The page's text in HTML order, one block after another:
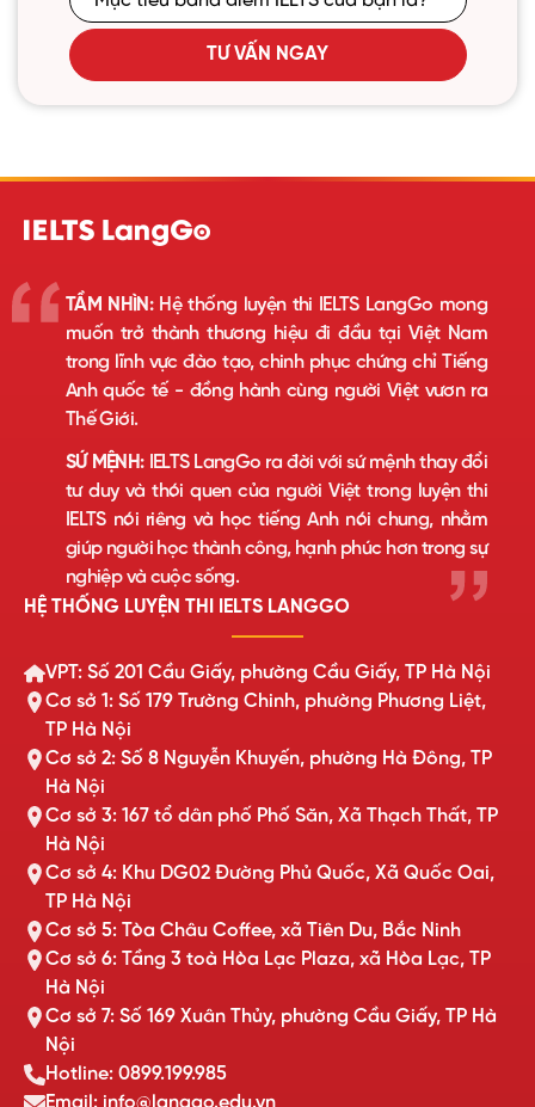
TƯ VẤN NGAY
TẦM NHÌN:Hệ thống luyện thi IELTS LangGo mong
muốn trở thành thương hiệu đi đầu tại Việt Nam
trong lĩnh vực đào tạo, chinh phục chứng chỉ Tiếng
Anh quốc tế - đồng hành cùng người Việt vươn ra
Thế Giới.
SỨ MỆNH:IELTS LangGo ra đời với sứ mệnh thay đổi
tư duy và thói quen của người Việt trong luyện thi
IELTS nói riêng và học tiếng Anh nói chung, nhằm
giúp người học thành công, hạnh phúc hơn trong sự
nghiệp và cuộc sống.
HỆ THỐNG LUYỆN THI IELTS LANGGO
VPT: Số 201 Cầu Giấy, phường Cầu Giấy, TP Hà Nội
Cơ sở 1: Số 179 Trường Chinh, phường Phương Liệt,
TP Hà Nội
Cơ sở 2: Số 8 Nguyễn Khuyến, phường Hà Đông, TP
Hà Nội
Cơ sở 3: 167 tổ dân phố Phố Săn, Xã Thạch Thất, TP
Hà Nội
Cơ sở 4: Khu DG02 Đường Phủ Quốc, Xã Quốc Oai,
TP Hà Nội
Cơ sở 5: Tòa Châu Coffee, xã Tiên Du, Bắc Ninh
Cơ sở 6: Tầng 3 toà Hòa Lạc Plaza, xã Hòa Lạc, TP
Hà Nội
Cơ sở 7: Số 169 Xuân Thủy, phường Cầu Giấy, TP Hà
Nội
Hotline: 0899.199.985